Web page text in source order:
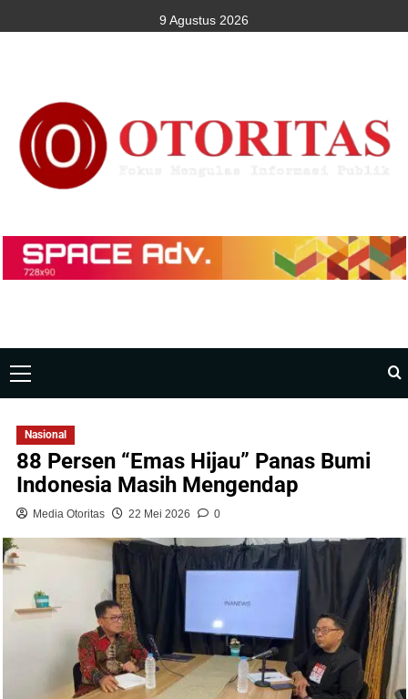
9 Agustus 2026
Nasional
88 Persen “Emas Hijau” Panas Bumi
Indonesia Masih Mengendap
Media Otoritas 22 Mei 2026 0